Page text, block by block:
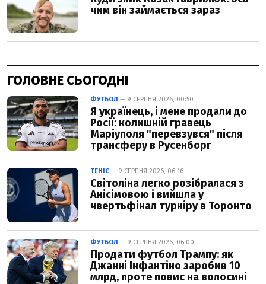
ГОЛОВНЕ СЬОГОДНІ
ФУТБОЛ — 9 СЕРПНЯ 2026, 00:50
Я українець, і мене продали до
Росії: колишній гравець
Маріуполя "перевзувся" після
трансферу в Русенборг
ТЕНІС — 9 СЕРПНЯ 2026, 06:16
Світоліна легко розібралася з
Анісімовою і вийшла у
чвертьфінал турніру в Торонто
ФУТБОЛ — 9 СЕРПНЯ 2026, 06:00
Продати футбол Трампу: як
Джанні Інфантіно заробив 10
млрд, проте повис на волосині